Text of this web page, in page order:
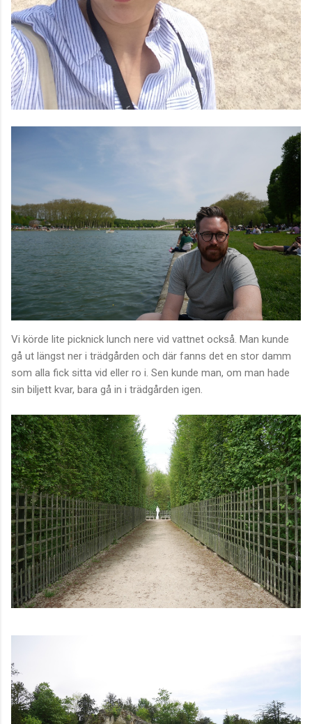
Vi körde lite picknick lunch nere vid vattnet också. Man kunde
gå ut längst ner i trädgården och där fanns det en stor damm
som alla fick sitta vid eller ro i. Sen kunde man, om man hade
sin biljett kvar, bara gå in i trädgården igen.